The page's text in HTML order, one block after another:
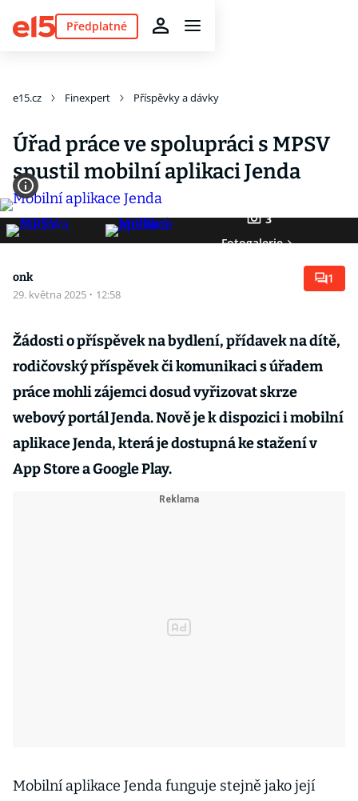
Předplatné
e15.cz Finexpert Příspěvky a dávky
Úřad práce ve spolupráci s MPSV
spustil mobilní aplikaci Jenda
3
Fotogalerie
onk
29. května 2025 · 12:58
1
Žádosti o příspěvek na bydlení, přídavek na dítě,
rodičovský příspěvek či komunikaci s úřadem
práce mohli zájemci dosud vyřizovat skrze
webový portál Jenda. Nově je k dispozici i mobilní
aplikace Jenda, která je dostupná ke stažení v
App Store a Google Play.
Mobilní aplikace Jenda funguje stejně jako její